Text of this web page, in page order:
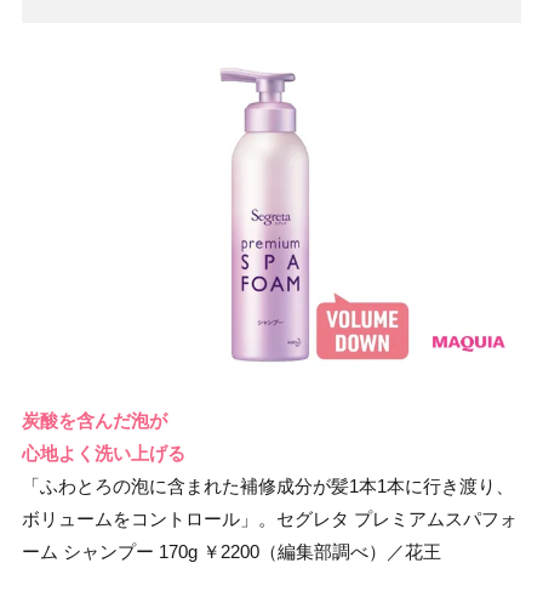
炭酸を含んだ泡が
心地よく洗い上げる
「ふわとろの泡に含まれた補修成分が髪1本1本に行き渡り、
ボリュームをコントロール」。セグレタ プレミアムスパフォ
ーム シャンプー 170g ￥2200（編集部調べ）／花王